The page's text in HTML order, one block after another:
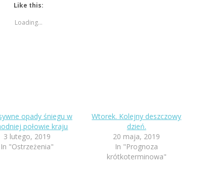
Like this:
Loading...
opady śniegu w
połowie kraju
3 lutego, 2019
In "Ostrzeżenia"
Wtorek. Kolejny deszczowy
dzień.
20 maja, 2019
In "Prognoza
krótkoterminowa"